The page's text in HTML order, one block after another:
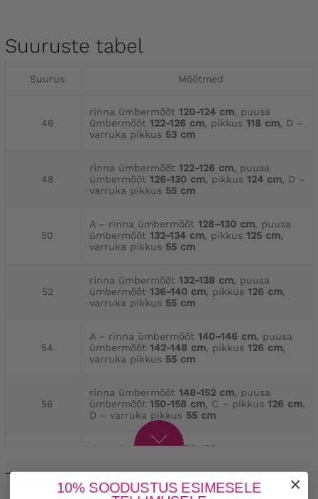
Suuruste tabel
Suurus Mõõtmed
46
rinna ümbermõõt 120-124 cm, puusa
ümbermõõt 122-126 cm, pikkus 118 cm, D –
varruka pikkus 53 cm
48
rinna ümbermõõt 122-126 cm, puusa
ümbermõõt 126-130 cm, pikkus 124 cm, D –
varruka pikkus 55 cm
50
A – rinna ümbermõõt 128–130 cm, puusa
ümbermõõt 132-134 cm, pikkus 125 cm,
varruka pikkus 55 cm
52
rinna ümbermõõt 132-138 cm, puusa
ümbermõõt 136-140 cm, pikkus 126 cm,
varruka pikkus 55 cm
54
A – rinna ümbermõõt 140–146 cm, puusa
ümbermõõt 142-148 cm, pikkus 126 cm,
varruka pikkus 55 cm
56
rinna ümbermõõt 148-152 cm, puusa
ümbermõõt 150-158 cm, C – pikkus 126 cm,
D – varruka pikkus 55 cm
rinna ümbermõõt 154-160 cm
varruka pikkus 56 cm
Tootekirjeldus
10% SOODUSTUS ESIMESELE